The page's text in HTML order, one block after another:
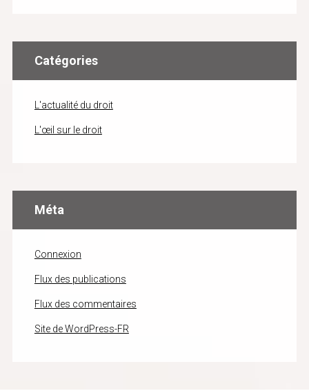
Catégories
L'actualité du droit
L'œil sur le droit
Méta
Connexion
Flux des publications
Flux des commentaires
Site de WordPress-FR